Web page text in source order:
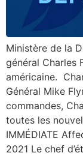
Ministère de la
général Charles
américaine.
Général Mike
commandes,
toutes les
IMMÉDIATE
2021 Le chef